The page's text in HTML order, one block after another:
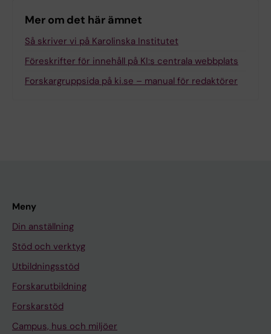
Mer om det här ämnet
Så skriver vi på Karolinska Institutet
Föreskrifter för innehåll på KI:s centrala webbplats
Forskargruppsida på ki.se – manual för redaktörer
Meny
Din anställning
Stöd och verktyg
Utbildningsstöd
Forskarutbildning
Forskarstöd
Campus, hus och miljöer